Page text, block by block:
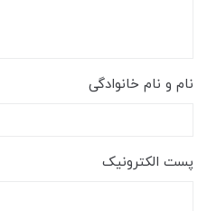
نام و نام خانوادگی
پست الکترونیک